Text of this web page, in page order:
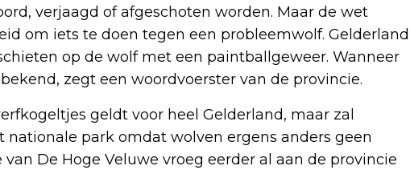
verjaagd of afgeschoten worden. Maar de wet
om iets te doen tegen een probleemwolf. Gelderland
op de wolf met een paintballgeweer. Wanneer
zegt een woordvoerster van de provincie.
geldt voor heel Gelderland, maar zal
park omdat wolven ergens anders geen
De Hoge Veluwe vroeg eerder al aan de provincie